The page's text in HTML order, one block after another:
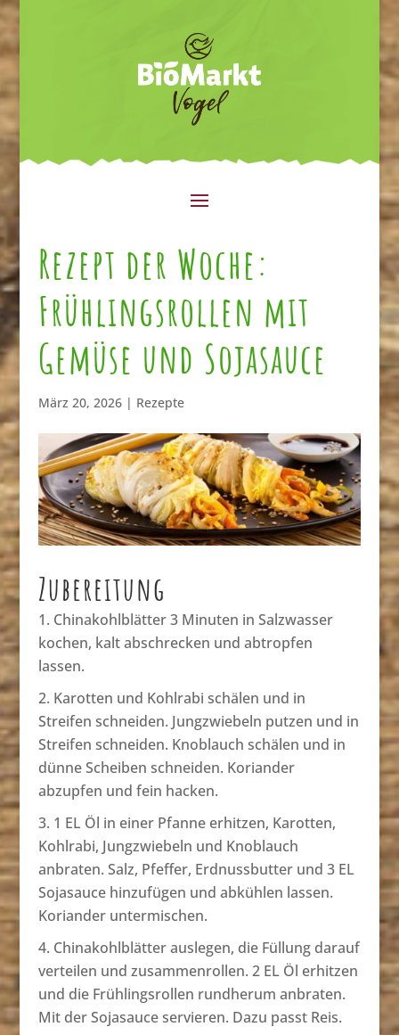
Rezept der Woche:
Frühlingsrollen mit
Gemüse und Sojasauce
März 20, 2026| Rezepte
Zubereitung
Chinakohlblätter 3 Minuten in Salzwasser
kochen, kalt abschrecken und abtropfen
lassen.
Karotten und Kohlrabi schälen und in
Streifen schneiden. Jungzwiebeln putzen und in
Streifen schneiden. Knoblauch schälen und in
dünne Scheiben schneiden. Koriander
abzupfen und fein hacken.
1 EL Öl in einer Pfanne erhitzen, Karotten,
Kohlrabi, Jungzwiebeln und Knoblauch
anbraten. Salz, Pfeffer, Erdnussbutter und 3 EL
Sojasauce hinzufügen und abkühlen lassen.
Koriander untermischen.
Chinakohlblätter auslegen, die Füllung darauf
verteilen und zusammenrollen. 2 EL Öl erhitzen
und die Frühlingsrollen rundherum anbraten.
Mit der Sojasauce servieren. Dazu passt Reis.